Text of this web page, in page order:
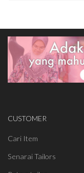
CUSTOMER
Cari Item
Senarai Tailors